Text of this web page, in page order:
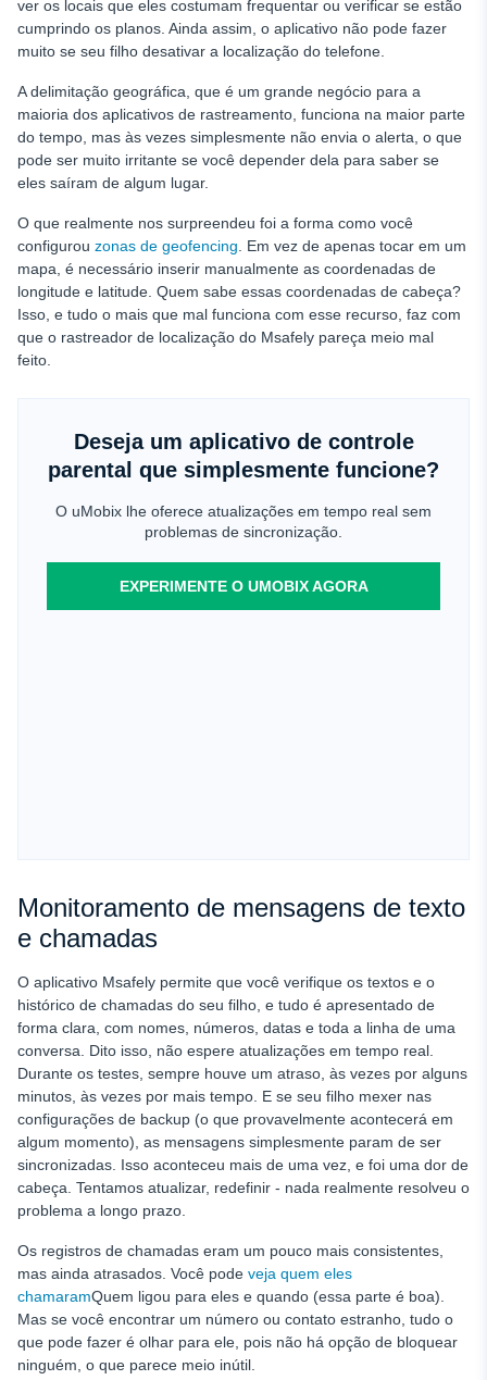
ver os locais que eles costumam frequentar ou verificar se estão
cumprindo os planos. Ainda assim, o aplicativo não pode fazer
muito se seu filho desativar a localização do telefone.
A delimitação geográfica, que é um grande negócio para a
maioria dos aplicativos de rastreamento, funciona na maior parte
do tempo, mas às vezes simplesmente não envia o alerta, o que
pode ser muito irritante se você depender dela para saber se
eles saíram de algum lugar.
O que realmente nos surpreendeu foi a forma como você
configurou zonas de geofencing . Em vez de apenas tocar em um
mapa, é necessário inserir manualmente as coordenadas de
longitude e latitude. Quem sabe essas coordenadas de cabeça?
Isso, e tudo o mais que mal funciona com esse recurso, faz com
que o rastreador de localização do Msafely pareça meio mal
feito.
Deseja um aplicativo de controle
parental que simplesmente funcione?
O uMobix lhe oferece atualizações em tempo real sem
problemas de sincronização.
EXPERIMENTE O UMOBIX AGORA
Monitoramento de mensagens de texto
e chamadas
O aplicativo Msafely permite que você verifique os textos e o
histórico de chamadas do seu filho, e tudo é apresentado de
forma clara, com nomes, números, datas e toda a linha de uma
conversa. Dito isso, não espere atualizações em tempo real.
Durante os testes, sempre houve um atraso, às vezes por alguns
minutos, às vezes por mais tempo. E se seu filho mexer nas
configurações de backup (o que provavelmente acontecerá em
algum momento), as mensagens simplesmente param de ser
sincronizadas. Isso aconteceu mais de uma vez, e foi uma dor de
cabeça. Tentamos atualizar, redefinir - nada realmente resolveu o
problema a longo prazo.
Os registros de chamadas eram um pouco mais consistentes,
mas ainda atrasados. Você pode veja quem eles
chamaramQuem ligou para eles e quando (essa parte é boa).
Mas se você encontrar um número ou contato estranho, tudo o
que pode fazer é olhar para ele, pois não há opção de bloquear
ninguém, o que parece meio inútil.